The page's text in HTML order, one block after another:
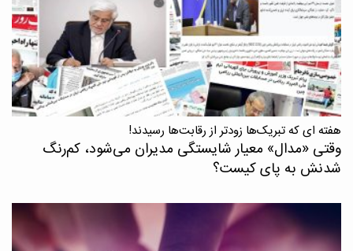
هفته ای که تبریک‌ها زودتر از رقابت‌ها رسیدند!
وقتی «مدال‌» معیار شایستگی مدیران می‌شود، کم‌رنگ
شدنش به پای کیست؟